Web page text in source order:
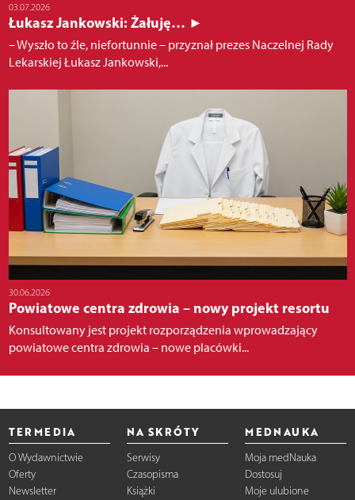
03.07.2026
Łukasz Jankowski: Żałuję… ►
– Wyszło to źle, niefortunnie – przyznał prezes Naczelnej Rady
Lekarskiej Łukasz Jankowski,...
30.06.2026
Powiatowe centra zdrowia – nowy projekt resortu
Konsultowany jest projekt rozporządzenia wprowadzający
powiatowe centra zdrowia – nowe placówki...
TERMEDIA
O Wydawnictwie
Oferty
Newsletter
NA SKRÓTY
Serwisy
Czasopisma
Książki
MEDNAUKA
Moja medNauka
Dostosuj
Moje ulubione